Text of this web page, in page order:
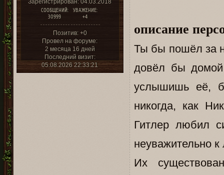
Зарегистрирован: 04.03.2018
СООБЩЕНИЙ:
30999
УВАЖЕНИЕ:
+4
Позитив: +0
Провел на форуме:
2 месяца 16 дней
Последний визит:
05.08.2026 22:33:21
описание
Ты бы пошёл за
довёл бы
услышишь её,
никогда, как
Гитлер любил
неуважительно
Их